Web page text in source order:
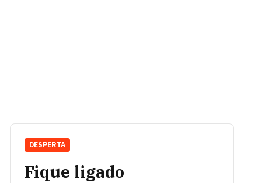
Fique ligado
DESPERTA